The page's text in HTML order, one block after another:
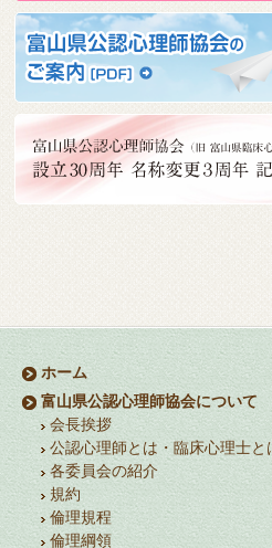
ホーム
富山県公認心理師協会について
会長挨拶
公認心理師とは・臨床心理士と
各委員会の紹介
規約
倫理規程
倫理綱領